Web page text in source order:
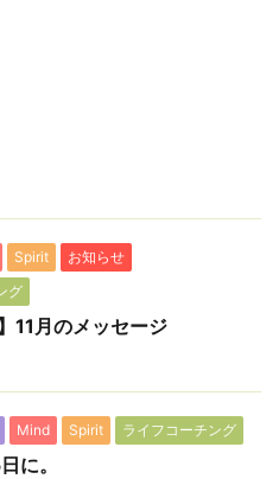
Spirit
お知らせ
グ
11月のメッセージ
Mind Spirit ライフコーチング
に。